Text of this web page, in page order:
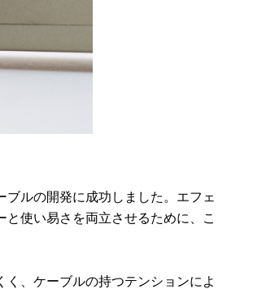
ブルの開発に成功しました。エフェ
使い易さを両立させるために、こ
、ケーブルの持つテンションによ